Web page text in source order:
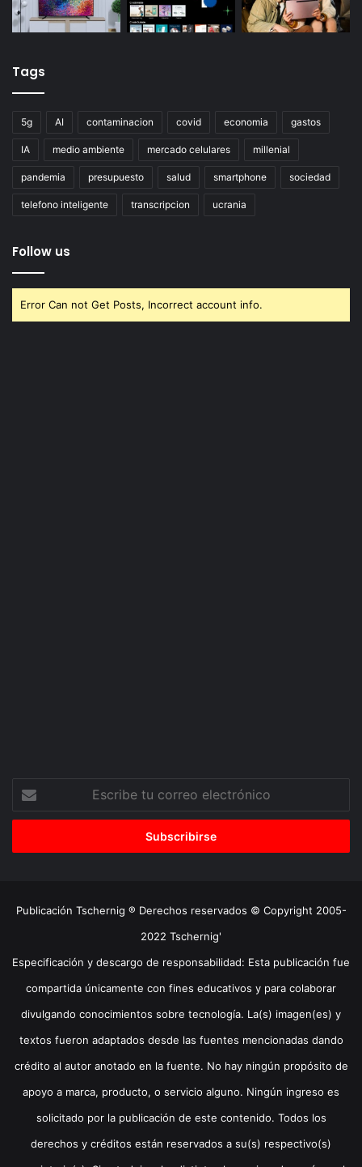
Tags
5g AI contaminacion covid economia gastos
IA medio ambiente mercado celulares millenial
pandemia presupuesto salud smartphone sociedad
telefono inteligente transcripcion ucrania
Follow us
Error Can not Get Posts, Incorrect account info.
correo
Publicación Tschernig ® Derechos reservados © Copyright 2005-
2022 Tschernig'
Especificación y descargo de responsabilidad: Esta publicación fue
compartida únicamente con fines educativos y para colaborar
divulgando conocimientos sobre tecnología. La(s) imagen(es) y
textos fueron adaptados desde las fuentes mencionadas dando
crédito al autor anotado en la fuente. No hay ningún propósito de
apoyo a marca, producto, o servicio alguno. Ningún ingreso es
solicitado por la publicación de este contenido. Todos los
derechos y créditos están reservados a su(s) respectivo(s)